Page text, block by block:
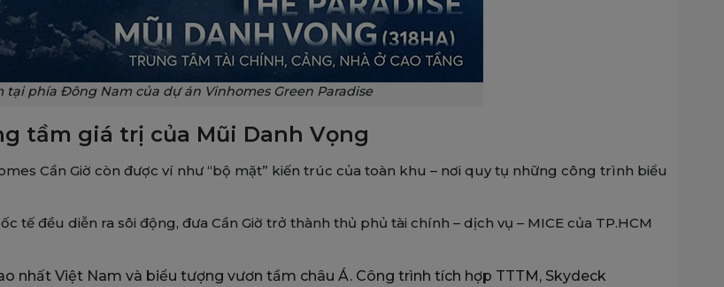
tại phía Đông Nam của dự án Vinhomes Green Paradise
tầm giá trị của Mũi Danh Vọng
Cần Giờ còn được ví như “bộ mặt” kiến trúc của toàn khu – nơi quy tụ những công trình biểu
tế đều diễn ra sôi động, đưa Cần Giờ trở thành thủ phủ tài chính – dịch vụ – MICE của TP.HCM
nhất Việt Nam và biểu tượng vươn tầm châu Á. Công trình tích hợp TTTM, Skydeck